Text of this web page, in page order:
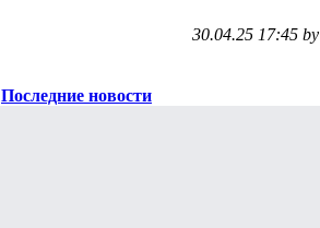
30.04.25 17:45 by
Последние новости